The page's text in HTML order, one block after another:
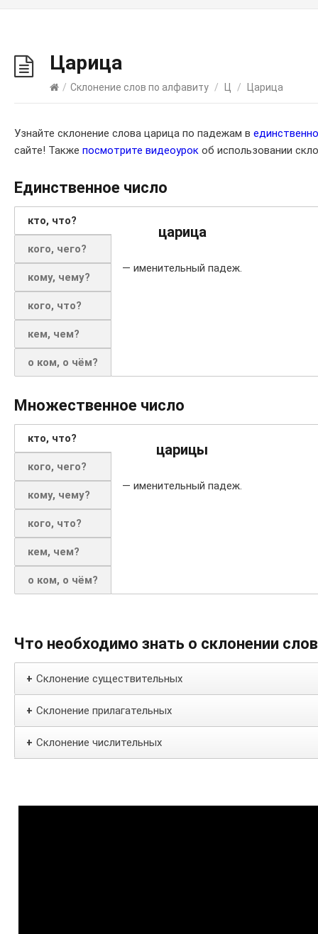
Царица
/ Склонение слов по алфавиту / / Царица
Узнайте склонение слова царица по падежам в
сайте! Также посмотрите видеоурок об использовании
Единственное число
кто, что?
кого, чего?
кому, чему?
кого, что?
кем, чем?
о ком, о чём?
царица
— именительный падеж.
Множественное число
кто, что?
кого, чего?
кому, чему?
кого, что?
кем, чем?
о ком, о чём?
царицы
— именительный падеж.
Что необходимо знать о склонении
+ Склонение существительных
+ Склонение прилагательных
+ Склонение числительных